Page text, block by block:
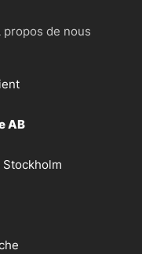
propos de nous
AB
Stockholm